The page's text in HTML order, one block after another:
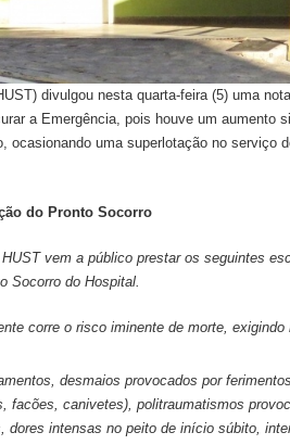
divulgou nesta quarta-feira (5) uma
a Emergência, pois houve um aumento
ocasionando uma superlotação no serviço
do Pronto Socorro
vem a público prestar os seguintes
Socorro do Hospital.
corre o risco iminente de morte, exigindo
desmaios provocados por
facões, canivetes), politraumatismos
dores intensas no peito de início súbito,